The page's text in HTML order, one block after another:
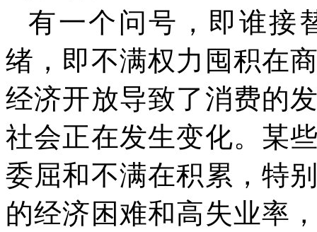
有一个问号，即谁接
绪，即不满权力囤积在
经济开放导致了消费的
社会正在发生变化。某
委屈和不满在积累，特
的经济困难和高失业率